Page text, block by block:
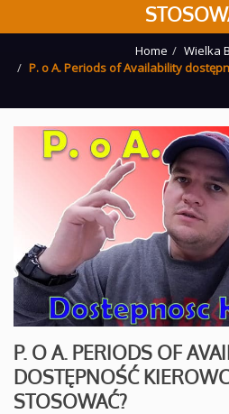
Home
Wielka
P. o A. Periods of Availability
P. O A. PERIODS OF
DOSTĘPNOŚĆ
STOSOWAĆ?